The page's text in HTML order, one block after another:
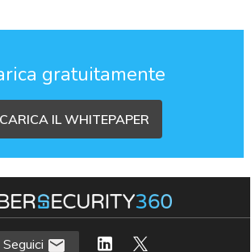
gratuitamente
IL WHITEPAPER
Seguici